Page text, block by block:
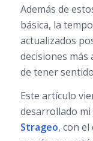
Además de
básica, la
actualizados
decisiones más
de tener
Este artículo
desarrollado
Strageo, con